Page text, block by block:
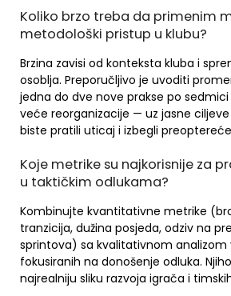
Koliko brzo treba da primenim
metodološki pristup u klubu?
Brzina zavisi od konteksta kluba i
osoblja. Preporučljivo je uvoditi
jedna do dve nove prakse po
veće reorganizacije — uz jasne
biste pratili uticaj i izbegli
Koje metrike su najkorisnije za
u taktičkim odlukama?
Kombinujte kvantitativne metrike
tranzicija, dužina posjeda, odziv na
sprintova) sa kvalitativnom analizom
fokusiranih na donošenje odluka.
najrealniju sliku razvoja igrača i